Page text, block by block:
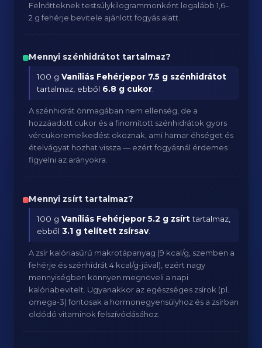
Felnőtteknek testsúlykilogrammonként legalább 1,6–
2 g fehérje bevitele ajánlott fogyás alatt.
Mennyi szénhidrátot tartalmaz?
100 gVaníliás Fehérjepor 7.5 g szénhidrátot
tartalmaz, ebből 6.8 g cukor
A szénhidrát önmagában nem ellenség, de a
hozzáadott cukor és a finomított szénhidrátok gyors
vércukoremelkedést okoznak, ami hamar éhséget és
ételvágyat hozhat vissza — ezért fogyásnál érdemes
figyelni az arányokra.
Mennyi zsírt tartalmaz?
100 gVaníliás Fehérjepor 5.2 g zsírttartalmaz,
ebből3.1 g telített zsírsav
A zsír kalóriasűrű makrotápanyag (9 kcal/g, szemben a
fehérje és szénhidrát 4 kcal/g-jával), ezért nagy
mennyiségben könnyen megnöveli a napi
kalóriabevitelt. Ugyanakkor az egészséges zsírok (pl.
omega-3) fontosak a hormonegyensúlyhoz és a zsírban
oldódó vitaminok felszívódásához.